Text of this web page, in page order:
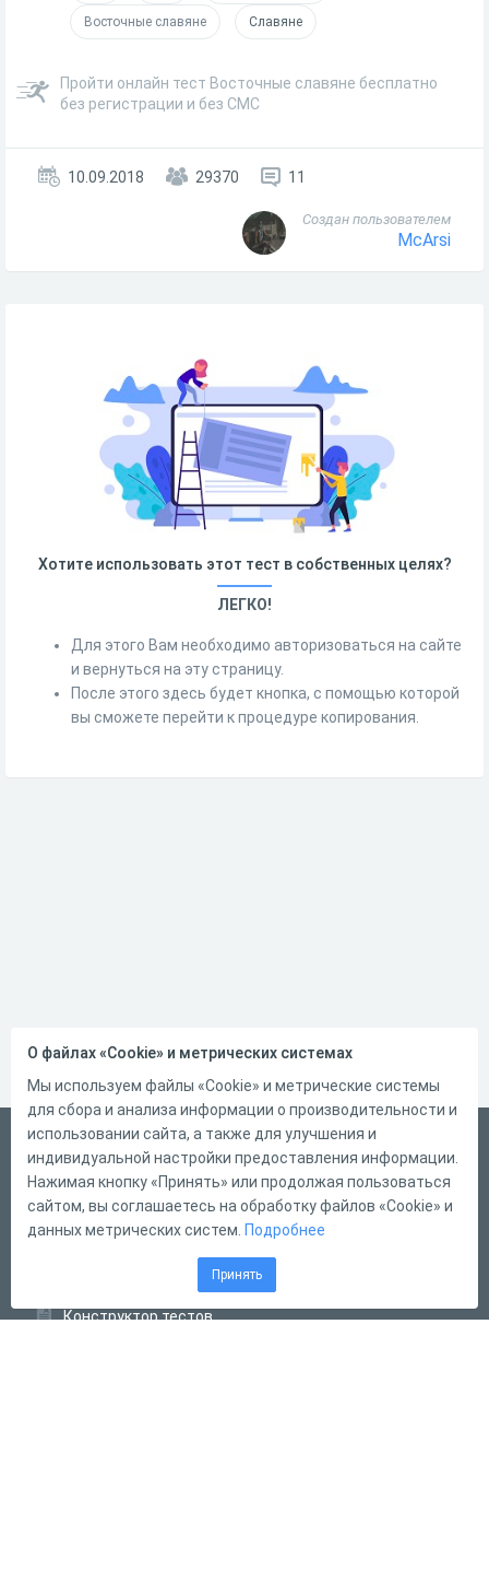
Восточные славяне Славяне
Пройти онлайн тест Восточные славяне бесплатно
без регистрации и без СМС
10.09.2018 29370 11
Создан пользователем
McArsi
Хотите использовать этот тест в собственных целях?
ЛЕГКО!
Для этого Вам необходимо авторизоваться на сайте
и вернуться на эту страницу.
После этого здесь будет кнопка, с помощью которой
вы сможете перейти к процедуре копирования.
Русский
Справка
Форма обратной связи
Конструктор тестов
О файлах «Cookie» и метрических системах
Мы используем файлы «Cookie» и метрические системы
для сбора и анализа информации о производительности и
использовании сайта, а также для улучшения и
индивидуальной настройки предоставления информации.
Нажимая кнопку «Принять» или продолжая пользоваться
сайтом, вы соглашаетесь на обработку файлов «Cookie» и
данных метрических систем. Подробнее
Принять